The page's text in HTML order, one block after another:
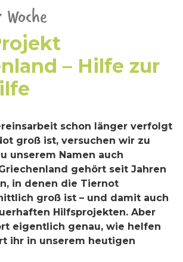
– Hilfe zur
schon länger verfolgt
groß ist, versuchen wir zu
unserem Namen auch
gehört seit Jahren
in denen die Tiernot
groß ist – und damit auch
Hilfsprojekten. Aber
eigentlich genau, wie helfen
ihr in unserem heutigen